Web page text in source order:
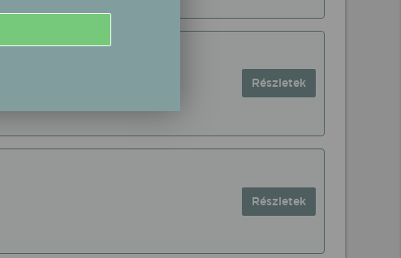
Részletek
Részletek